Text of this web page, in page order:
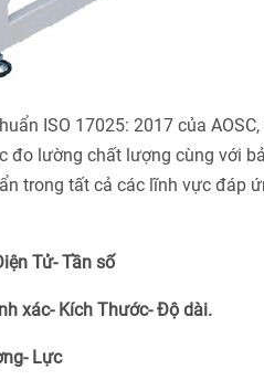
ISO 17025: 2017 của
đo lường chất lượng cùng với
trong tất cả các lĩnh vực đáp
Tử- Tần số
xác- Kích Thước- Độ dài.
Lực